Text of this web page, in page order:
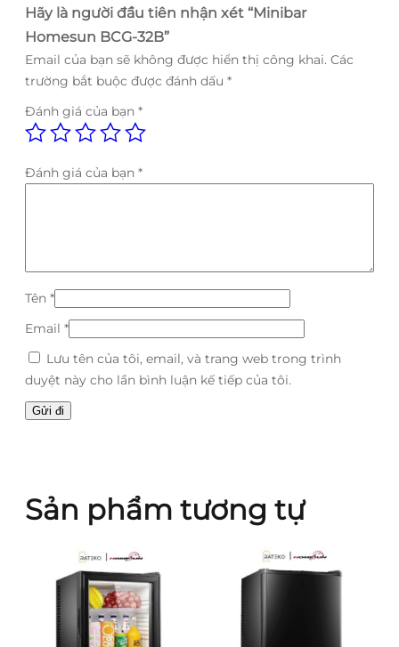
Hãy là người đầu tiên nhận xét “Minibar
Homesun BCG-32B”
Email của bạn sẽ không được hiển thị công khai. Các
trường bắt buộc được đánh dấu *
Đánh giá của bạn *
Đánh giá của bạn *
Tên *
Email *
Lưu tên của tôi, email, và trang web trong trình
duyệt này cho lần bình luận kế tiếp của tôi.
Sản phẩm tương tự